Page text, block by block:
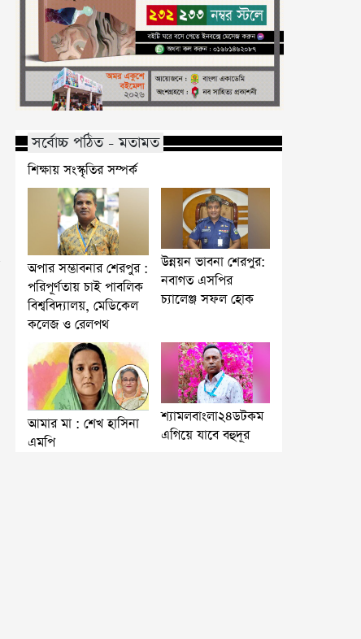
সর্বোচ্চ পঠিত - মতামত
শিক্ষায় সংস্কৃতির সম্পর্ক
অপার সম্ভাবনার শেরপুর :
পরিপূর্ণতায় চাই পাবলিক
বিশ্ববিদ্যালয়, মেডিকেল
কলেজ ও রেলপথ
উন্নয়ন ভাবনা শেরপুর:
নবাগত এসপির
চ্যালেঞ্জ সফল হোক
আমার মা : শেখ হাসিনা
এমপি
শ্যামলবাংলা২৪ডটকম
এগিয়ে যাবে বহুদূর